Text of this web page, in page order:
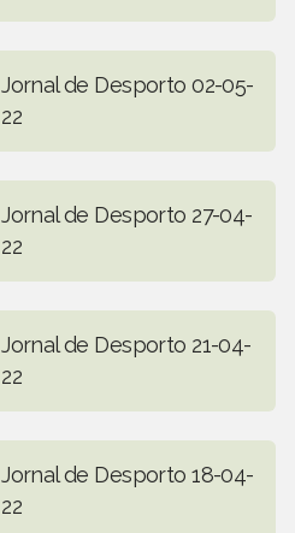
Jornal de Desporto 02-05-
22
Jornal de Desporto 27-04-
22
Jornal de Desporto 21-04-
22
Jornal de Desporto 18-04-
22